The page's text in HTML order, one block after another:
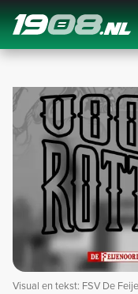
Navigation
Visual en tekst: FSV De